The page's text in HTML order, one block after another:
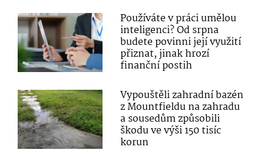
Používáte v práci umělou
inteligenci? Od srpna
budete povinni její využití
přiznat, jinak hrozí
finanční postih
Vypouštěli zahradní bazén
z Mountfieldu na zahradu
a sousedům způsobili
škodu ve výši 150 tisíc
korun